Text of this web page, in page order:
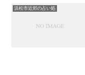
浜松市近郊の占い処